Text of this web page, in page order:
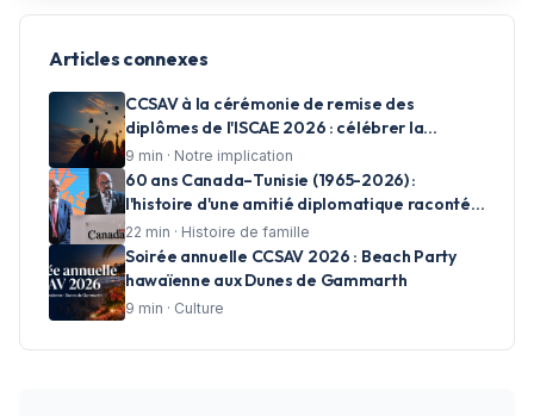
Articles connexes
CCSAV à la cérémonie de remise des
diplômes de l'ISCAE 2026 : célébrer la
réussite et accompagner les talents de
demain
9 min · Notre implication
60 ans Canada–Tunisie (1965-2026) :
l'histoire d'une amitié diplomatique racontée
en photos par CCSAV
22 min · Histoire de famille
Soirée annuelle CCSAV 2026 : Beach Party
hawaïenne aux Dunes de Gammarth
9 min · Culture